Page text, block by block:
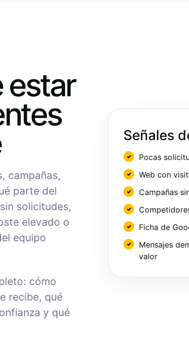
estar
campañas,
parte del
solicitudes,
elevado o
equipo
cómo
recibe, qué
y qué
Señales
Pocas
Web con
Campañas
Ficha de
Mensajes
valor